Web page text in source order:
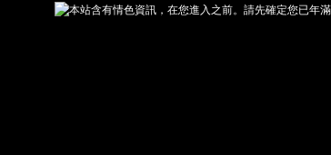
本站含有情色資訊，在您進入之前。請先確定您已年